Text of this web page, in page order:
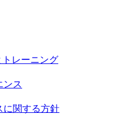
レーニング
ンス
に関する方針